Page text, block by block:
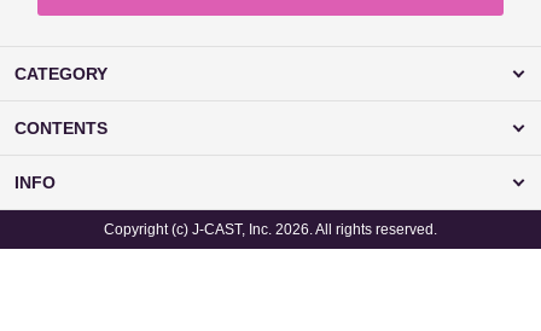
CATEGORY
CONTENTS
INFO
Copyright (c) J-CAST, Inc. 2026. All rights reserved.